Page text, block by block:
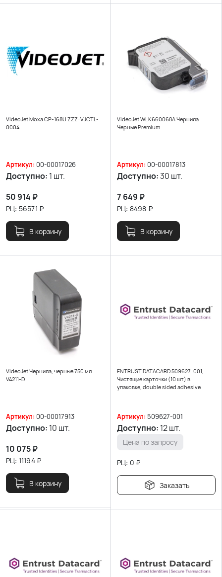
VideoJet Moxa CP-168U ZZZ-VJCTL-
0004
Артикул: 00-00017026
Доступно: 1 шт.
50 914 ₽
РЦ: 56571 ₽
В корзину
VideoJet WLK660068A Чернила
Черные Premium
Артикул: 00-00017813
Доступно:30 шт.
7 649 ₽
РЦ: 8498 ₽
В корзину
VideoJet Чернила, черные 750 мл
V4211-D
Артикул: 00-00017913
Доступно: 10 шт.
10 075₽
РЦ: 11194₽
В корзину
ENTRUST DATACARD 509627-001,
Чистящие карточки (10 шт) в
упаковке, double sided adhesive
Артикул: 509627-001
Доступно: 12 шт.
Цена по запросу
РЦ: 0 ₽
Заказать